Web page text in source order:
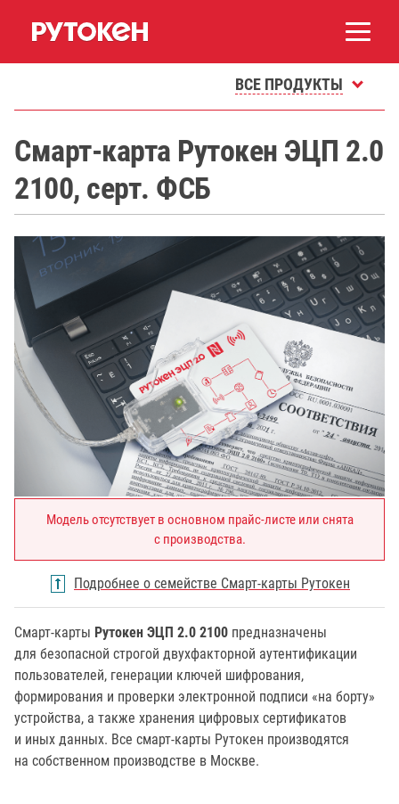
ВСЕ ПРОДУКТЫ
Смарт-карта Рутокен ЭЦП 2.0
2100, серт. ФСБ
Модель отсутствует в основном прайс-листе или снята
с производства.
Подробнее о семействе Смарт-карты Рутокен
Смарт-карты Рутокен ЭЦП 2.0 2100 предназначены
для безопасной строгой двухфакторной аутентификации
пользователей, генерации ключей шифрования,
формирования и проверки электронной подписи «на борту»
устройства, а также хранения цифровых сертификатов
и иных данных. Все смарт-карты Рутокен производятся
на собственном производстве в Москве.